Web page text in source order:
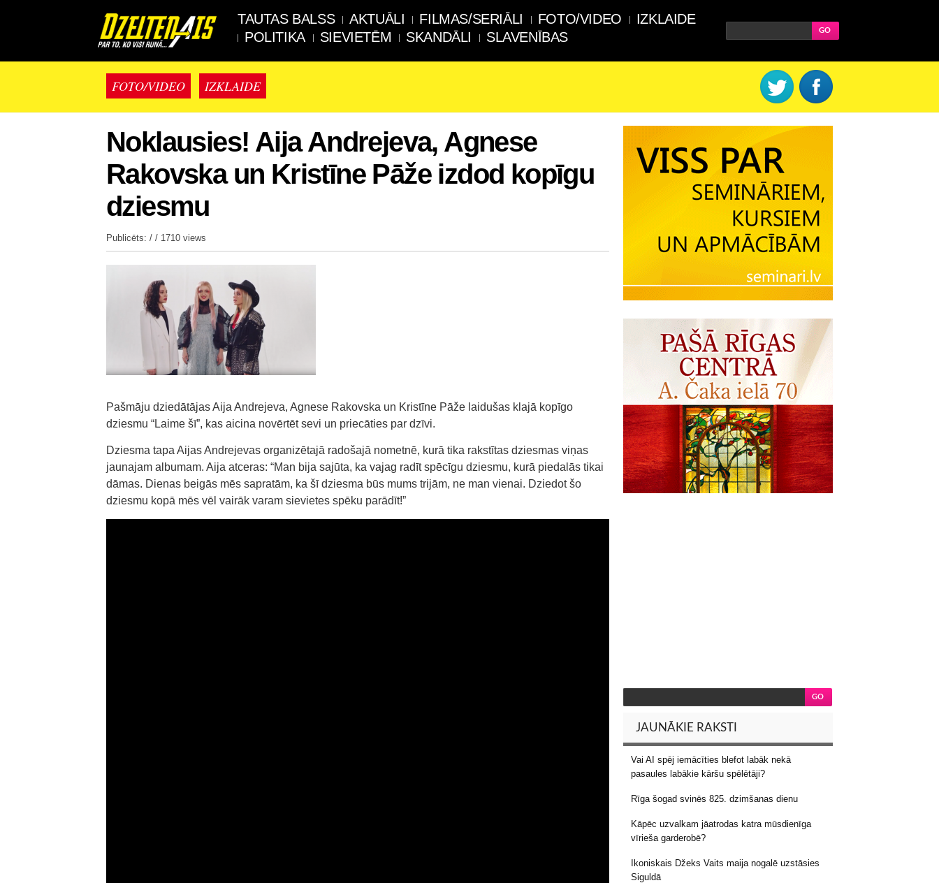
TAUTAS BALSS AKTUĀLI FILMAS/SERIĀLI FOTO/VIDEO
IZKLAIDE
POLITIKA
SIEVIETĒM SKANDĀLI SLAVENĪBAS
FOTO/VIDEO IZKLAIDE
Noklausies! Aija Andrejeva, Agnese
Rakovska un Kristīne Pāže izdod kopīgu
dziesmu
Publicēts: / / 1710 views
Pašmāju dziedātājas Aija Andrejeva, Agnese Rakovska un Kristīne Pāže laidušas klajā kopīgo
dziesmu “Laime šī”, kas aicina novērtēt sevi un priecāties par dzīvi.
Dziesma tapa Aijas Andrejevas organizētajā radošajā nometnē, kurā tika rakstītas dziesmas viņas
jaunajam albumam. Aija atceras: “Man bija sajūta, ka vajag radīt spēcīgu dziesmu, kurā piedalās tikai
dāmas. Dienas beigās mēs sapratām, ka šī dziesma būs mums trijām, ne man vienai. Dziedot šo
dziesmu kopā mēs vēl vairāk varam sievietes spēku parādīt!”
JAUNĀKIE RAKSTI
Vai AI spēj iemācīties blefot labāk nekā
pasaules labākie kāršu spēlētāji?
Rīga šogad svinēs 825. dzimšanas dienu
Kāpēc uzvalkam jāatrodas katra mūsdienīga
vīrieša garderobē?
Ikoniskais Džeks Vaits maija nogalē uzstāsies
Siguldā